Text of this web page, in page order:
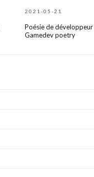
2021-05-21
Poésie de développeur |
Gamedev poetry